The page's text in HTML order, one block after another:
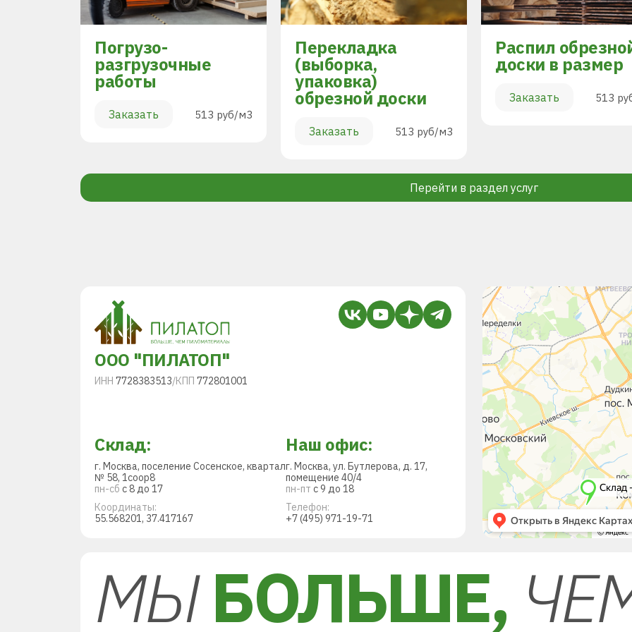
Погрузо-
разгрузочные
работы
Заказать 513 руб/м3
Перекладка
(выборка,
упаковка)
обрезной доски
Заказать 513 руб/м3
Распил
доски в размер
Заказать 513
Перейти в раздел услуг
ООО "ПИЛАТОП"
ИНН 7728383513/КПП 772801001
Склад:
г. Москва, поселение Сосенское, квартал
№ 58, 1соор8
пн-сб с 8 до 17
Координаты:
55.568201, 37.417167
Наш офис:
г. Москва, ул. Бутлерова, д. 17,
помещение 40/4
пн-пт с 9 до 18
Телефон:
+7 (495) 971-19-71
МЫБОЛЬШЕ,